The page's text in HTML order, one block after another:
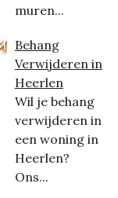
muren...
Behang
Verwijderen in
Heerlen
Wil je behang
verwijderen in
een woning in
Heerlen?
Ons...